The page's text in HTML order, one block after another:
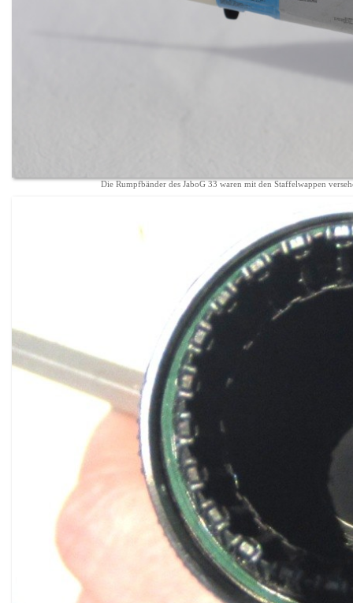
Die Rumpfbänder des JaboG 33 waren mit den Staffelwappen